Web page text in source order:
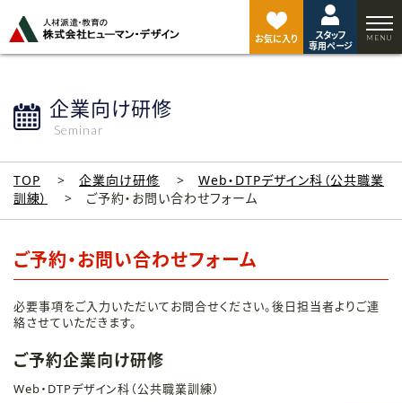
お気に入り
スタッフ
専用ページ
企業向け研修
Seminar
TOP 企業向け研修
Web・DTPデザイン科（公共職業
訓練）
ご予約・お問い合わせフォーム
ご予約・お問い合わせフォーム
必要事項をご入力いただいてお問合せください。後日担当者よりご連
絡させていただきます。
ご予約企業向け研修
Web・DTPデザイン科（公共職業訓練）
ジ
ト